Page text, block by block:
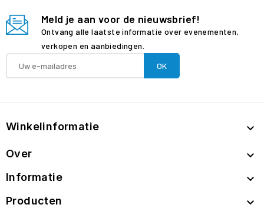
Meld je aan voor de nieuwsbrief!
Ontvang alle laatste informatie over evenementen,
verkopen en aanbiedingen.
Winkelinformatie 
Over 
Informatie 
Producten 